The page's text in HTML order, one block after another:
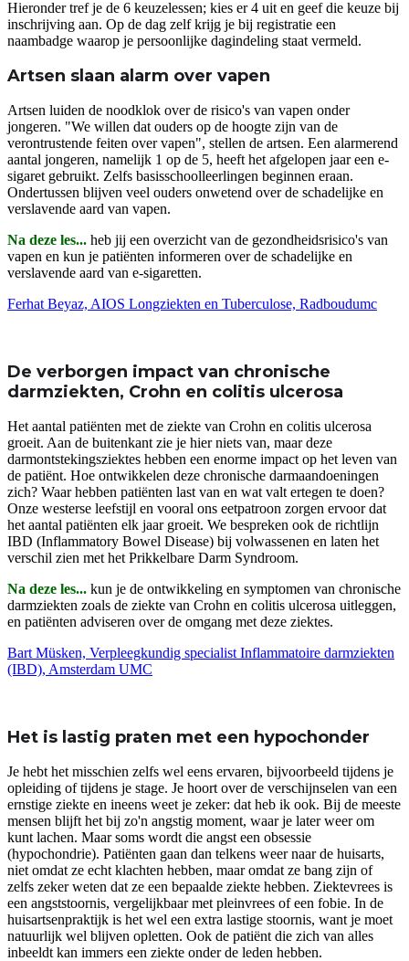
Hieronder tref je de 6 keuzelessen; kies er 4 uit en geef die keuze bij
inschrijving aan. Op de dag zelf krijg je bij registratie een
naambadge waarop je persoonlijke dagindeling staat vermeld.
Artsen slaan alarm over vapen
Artsen luiden de noodklok over de risico's van vapen onder
jongeren. "We willen dat ouders op de hoogte zijn van de
verontrustende feiten over vapen", stellen de artsen. Een alarmerend
aantal jongeren, namelijk 1 op de 5, heeft het afgelopen jaar een e-
sigaret gebruikt. Zelfs basisschoolleerlingen beginnen eraan.
Ondertussen blijven veel ouders onwetend over de schadelijke en
verslavende aard van vapen.
Na deze les... heb jij een overzicht van de gezondheidsrisico's van
vapen en kun je patiënten informeren over de schadelijke en
verslavende aard van e-sigaretten.
Ferhat Beyaz, AIOS Longziekten en Tuberculose, Radboudumc
De verborgen impact van chronische
darmziekten, Crohn en colitis ulcerosa
Het aantal patiënten met de ziekte van Crohn en colitis ulcerosa
groeit. Aan de buitenkant zie je hier niets van, maar deze
darmontstekingsziektes hebben een enorme impact op het leven van
de patiënt. Hoe ontwikkelen deze chronische darmaandoeningen
zich? Waar hebben patiënten last van en wat valt ertegen te doen?
Onze westerse leefstijl en vooral ons eetpatroon zorgen ervoor dat
het aantal patiënten elk jaar groeit. We bespreken ook de richtlijn
IBD (Inflammatory Bowel Disease) bij volwassenen en laten het
verschil zien met het Prikkelbare Darm Syndroom.
Na deze les... kun je de ontwikkeling en symptomen van chronische
darmziekten zoals de ziekte van Crohn en colitis ulcerosa uitleggen,
en patiënten adviseren over de omgang met deze ziektes.
Bart Müsken, Verpleegkundig specialist Inflammatoire darmziekten
(IBD), Amsterdam UMC
Het is lastig praten met een hypochonder
Je hebt het misschien zelfs wel eens ervaren, bijvoorbeeld tijdens je
opleiding of tijdens je stage. Je hoort over de verschijnselen van een
ernstige ziekte en ineens weet je zeker: dat heb ik ook. Bij de meeste
mensen blijft het bij zo'n angstig moment, waar je later weer om
kunt lachen. Maar soms wordt die angst een obsessie
(hypochondrie). Patiënten gaan dan telkens weer naar de huisarts,
niet omdat ze echt klachten hebben, maar omdat ze bang zijn of
zelfs zeker weten dat ze een bepaalde ziekte hebben. Ziektevrees is
een angststoornis, vergelijkbaar met pleinvrees of een fobie. In de
huisartsenpraktijk is het wel een extra lastige stoornis, want je moet
natuurlijk wel blijven opletten. Ook de patiënt die zich van alles
inbeeldt kan immers een ziekte onder de leden hebben.